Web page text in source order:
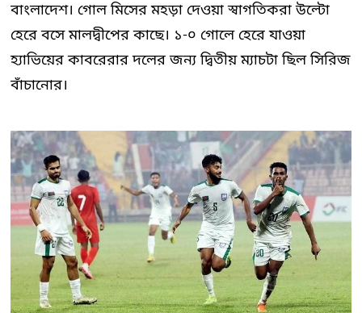
বাংলাদেশ। গোল মিসের মহড়া দেওয়া স্বাগতিকরা উল্টো
হেরে বসে মালদ্বীপের কাছে। ১-০ গোলে হেরে যাওয়া
হ্যাভিয়ের কাবরেরার দলের জন্য দ্বিতীয় ম্যাচটা ছিল সিরিজ
বাঁচানোর।